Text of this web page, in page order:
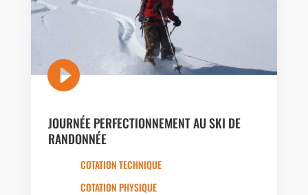

JOURNÉE PERFECTIONNEMENT AU SKI DE
RANDONNÉE
COTATION TECHNIQUE
COTATION PHYSIQUE